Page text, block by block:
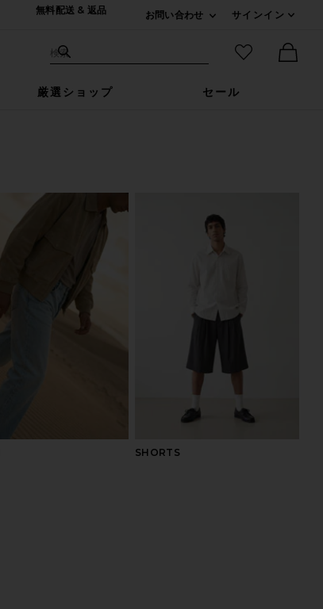
無料配送 & 返品
お問い合わせ
サインイン
サイト検索
検索
お気に入り
厳選ショップ セール
SHORTS